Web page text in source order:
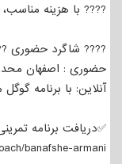
???? با هزینه مناسب،
???? شاگرد حضوری
حضوری : اصفهان
آنلاین: با برنامه
✅️دریافت برنامه
banafshe-armani